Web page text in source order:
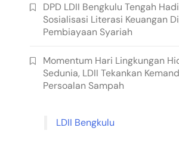
DPD LDII Bengkulu Tengah
Sosialisasi Literasi Keuangan
Pembiayaan Syariah
Momentum Hari Lingkungan
Sedunia, LDII Tekankan
Persoalan Sampah
LDII Bengkulu